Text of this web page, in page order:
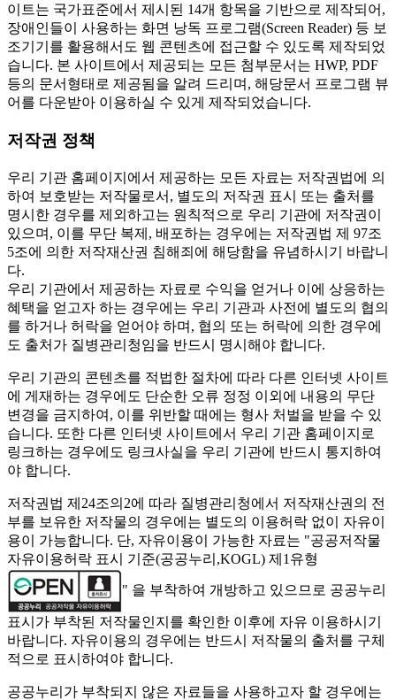
이트는 국가표준에서 제시된 14개 항목을 기반으로 제작되어,
장애인들이 사용하는 화면 낭독 프로그램(Screen Reader) 등 보
조기기를 활용해서도 웹 콘텐츠에 접근할 수 있도록 제작되었
습니다. 본 사이트에서 제공되는 모든 첨부문서는 HWP, PDF
등의 문서형태로 제공됨을 알려 드리며, 해당문서 프로그램 뷰
어를 다운받아 이용하실 수 있게 제작되었습니다.
저작권 정책
우리 기관 홈페이지에서 제공하는 모든 자료는 저작권법에 의
하여 보호받는 저작물로서, 별도의 저작권 표시 또는 출처를
명시한 경우를 제외하고는 원칙적으로 우리 기관에 저작권이
있으며, 이를 무단 복제, 배포하는 경우에는 저작권법 제 97조
5조에 의한 저작재산권 침해죄에 해당함을 유념하시기 바랍니
다.
우리 기관에서 제공하는 자료로 수익을 얻거나 이에 상응하는
혜택을 얻고자 하는 경우에는 우리 기관과 사전에 별도의 협의
를 하거나 허락을 얻어야 하며, 협의 또는 허락에 의한 경우에
도 출처가 질병관리청임을 반드시 명시해야 합니다.
우리 기관의 콘텐츠를 적법한 절차에 따라 다른 인터넷 사이트
에 게재하는 경우에도 단순한 오류 정정 이외에 내용의 무단
변경을 금지하여, 이를 위반할 때에는 형사 처벌을 받을 수 있
습니다. 또한 다른 인터넷 사이트에서 우리 기관 홈페이지로
링크하는 경우에도 링크사실을 우리 기관에 반드시 통지하여
야 합니다.
저작권법 제24조의2에 따라 질병관리청에서 저작재산권의 전
부를 보유한 저작물의 경우에는 별도의 이용허락 없이 자유이
용이 가능합니다. 단, 자유이용이 가능한 자료는 "공공저작물
자유이용허락 표시 기준(공공누리,KOGL) 제1유형
" 을 부착하여 개방하고 있으므로 공공누리
표시가 부착된 저작물인지를 확인한 이후에 자유 이용하시기
바랍니다. 자유이용의 경우에는 반드시 저작물의 출처를 구체
적으로 표시하여야 합니다.
공공누리가 부착되지 않은 자료들을 사용하고자 할 경우에는